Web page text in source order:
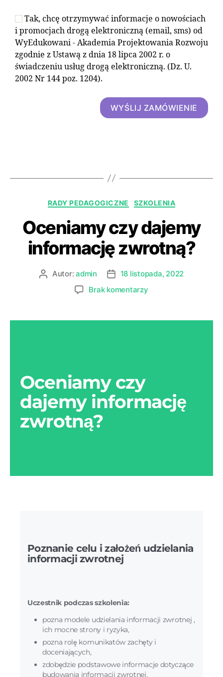
Tak, chcę otrzymywać informacje o nowościach
i promocjach drogą elektroniczną (email, sms) od
WyEdukowani - Akademia Projektowania Rozwoju
zgodnie z Ustawą z dnia 18 lipca 2002 r. o
świadczeniu usług drogą elektroniczną. (Dz. U.
2002 Nr 144 poz. 1204).
WYŚLIJ ZAMÓWIENIE
RADY PEDAGOGICZNE SZKOLENIA
Oceniamy czy dajemy
informację zwrotną?
Autor:admin
18 listopada, 2022
Brak komentarzy
Oceniamy czy
dajemy informację
zwrotną?
Poznanie celu i założeń udzielania
informacji zwrotnej
Uczestnik podczas szkolenia:
pozna modele udzielania informacji zwrotnej ,
ich mocne strony i ryzyka,
pozna rolę komunikatów zachęty i
doceniających,
zdobędzie podstawowe informacje dotyczące
budowania informacji zwrotnej,